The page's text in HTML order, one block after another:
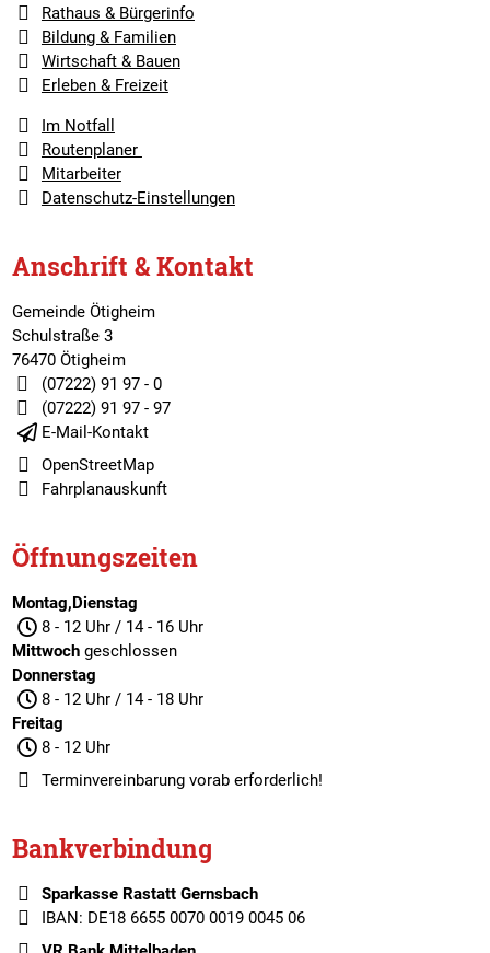
Rathaus & Bürgerinfo
Bildung & Familien
Wirtschaft & Bauen
Erleben & Freizeit
Im Notfall
Routenplaner
Mitarbeiter
Datenschutz-Einstellungen
Anschrift & Kontakt
Gemeinde Ötigheim
Schulstraße 3
76470 Ötigheim
(07222) 91 97 - 0
(07222) 91 97 - 97
E-Mail-Kontakt
OpenStreetMap
Fahrplanauskunft
Öffnungszeiten
Montag,Dienstag
8 - 12 Uhr / 14 - 16 Uhr
Mittwochgeschlossen
Donnerstag
8 - 12 Uhr / 14 - 18 Uhr
Freitag
8 - 12 Uhr
Terminvereinbarungvorab erforderlich!
Bankverbindung
Sparkasse Rastatt Gernsbach
IBAN: DE18 6655 0070 0019 0045 06